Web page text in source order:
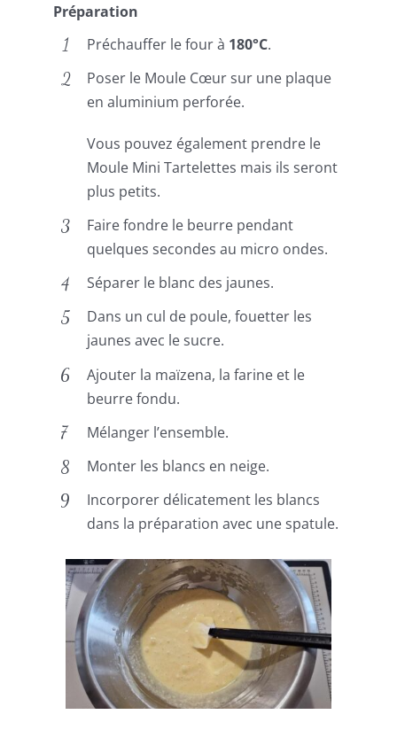
Préparation
Préchauffer le four à 180°C.
Poser le Moule Cœur sur une plaque
en aluminium perforée.
Vous pouvez également prendre le
Moule Mini Tartelettes mais ils seront
plus petits.
Faire fondre le beurre pendant
quelques secondes au micro ondes.
Séparer le blanc des jaunes.
Dans un cul de poule, fouetter les
jaunes avec le sucre.
Ajouter la maïzena, la farine et le
beurre fondu.
Mélanger l’ensemble.
Monter les blancs en neige.
Incorporer délicatement les blancs
dans la préparation avec une spatule.